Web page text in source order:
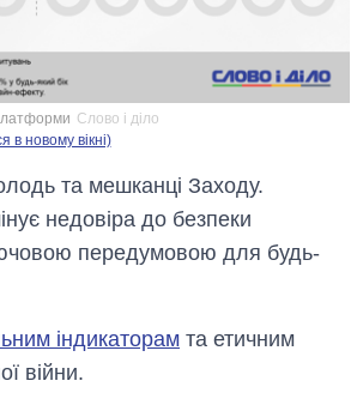
Слово і діло
в новому вікні)
та мешканці Заходу.
недовіра до безпеки
передумовою для будь-
індикаторам та етичним
війни.